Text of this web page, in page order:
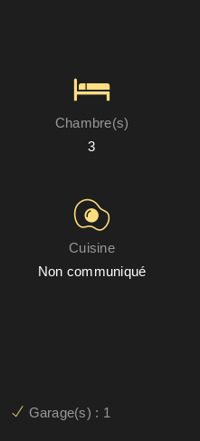
Chambre(s)
3
Cuisine
Non communiqué
Garage(s) : 1